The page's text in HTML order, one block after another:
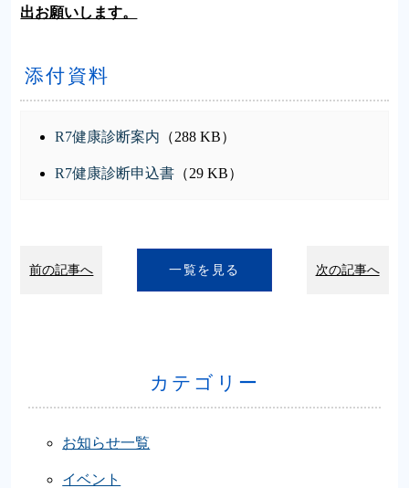
出お願いします。
添付資料
R7健康診断案内 （288 KB）
R7健康診断申込書 （29 KB）
前の記事へ 一覧を見る 次の記事へ
カテゴリー
お知らせ一覧
イベント